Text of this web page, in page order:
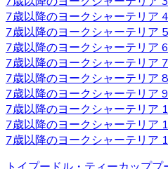
是非当店にご相談下さい。
2020.9.25
小型犬の中でも特に有名なヨー
ヨーキーといった愛称で広く親
い被毛を持ちながら、シングル
いなどの特徴があります。垂れ
られ、カットの仕方によって雰
を伸ばし続ける場合はラッピン
7歳以降のヨークシャーテリア
7歳以降のヨークシャーテリア
7歳以降のヨークシャーテリア
7歳以降のヨークシャーテリア
7歳以降のヨークシャーテリア
7歳以降のヨークシャーテリア
7歳以降のヨークシャーテリア
7歳以降のヨークシャーテリア
7歳以降のヨークシャーテリア